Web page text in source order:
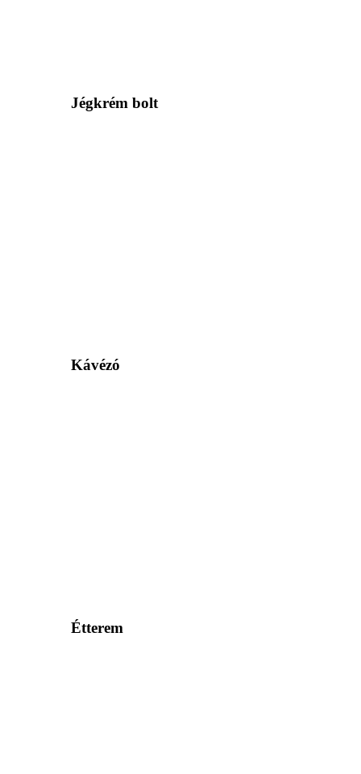
Jégkrém bolt
Kávézó
Étterem